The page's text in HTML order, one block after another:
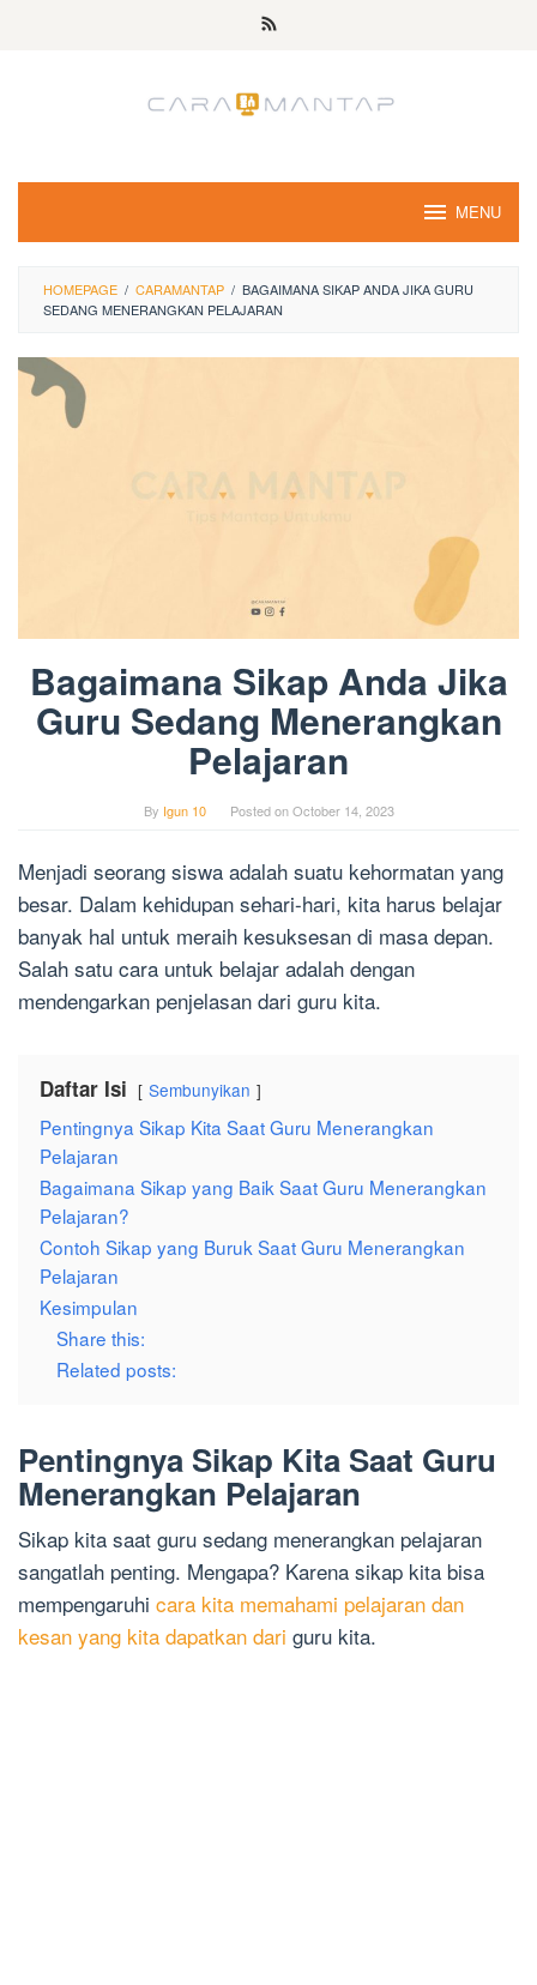
MENU
HOMEPAGE / CARAMANTAP / BAGAIMANA SIKAP ANDA JIKA GURU
SEDANG MENERANGKAN PELAJARAN
Bagaimana Sikap Anda Jika
Guru Sedang Menerangkan
Pelajaran
By Igun 10 Posted onOctober 14, 2023
Menjadi seorang siswa adalah suatu kehormatan yang
besar. Dalam kehidupan sehari-hari, kita harus belajar
banyak hal untuk meraih kesuksesan di masa depan.
Salah satu cara untuk belajar adalah dengan
mendengarkan penjelasan dari guru kita.
Daftar Isi Sembunyikan
Pentingnya Sikap Kita Saat Guru Menerangkan
Pelajaran
Bagaimana Sikap yang Baik Saat Guru Menerangkan
Pelajaran?
Contoh Sikap yang Buruk Saat Guru Menerangkan
Pelajaran
Kesimpulan
Share this:
Related posts:
Pentingnya Sikap Kita Saat Guru
Menerangkan Pelajaran
Sikap kita saat guru sedang menerangkan pelajaran
sangatlah penting. Mengapa? Karena sikap kita bisa
mempengaruhi cara kita memahami pelajaran dan
kesan yang kita dapatkan dari guru kita.